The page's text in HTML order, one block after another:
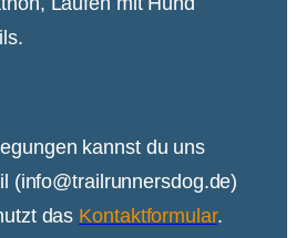
kannst du uns
(info@trailrunnersdog.de)
das Kontaktformular.